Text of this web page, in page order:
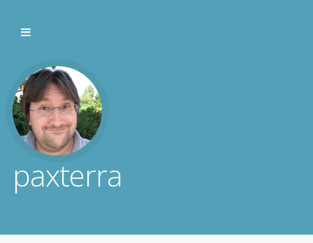
paxterra